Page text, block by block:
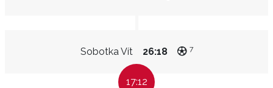
Sobotka Vít 26:18 7
17:12